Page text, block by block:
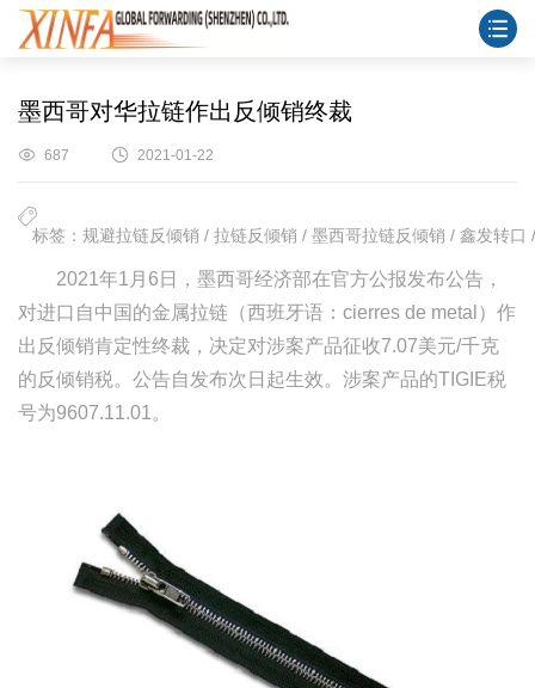
墨西哥对华拉链作出反倾销终裁
687 2021-01-22
标签：规避拉链反倾销 / 拉链反倾销 / 墨西哥拉链反倾销 / 鑫发转口
2021年1月6日，墨西哥经济部在官方公报发布公告，
对进口自中国的金属拉链（西班牙语：cierres de metal）作
出反倾销肯定性终裁，决定对涉案产品征收7.07美元/千克
的反倾销税。公告自发布次日起生效。涉案产品的TIGIE税
号为9607.11.01。